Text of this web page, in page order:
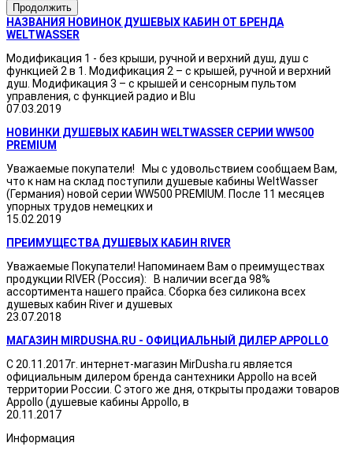
Продолжить
НАЗВАНИЯ НОВИНОК ДУШЕВЫХ КАБИН ОТ БРЕНДА
WELTWASSER
Модификация 1 - без крыши, ручной и верхний душ, душ с
функцией 2 в 1. Модификация 2 – с крышей, ручной и верхний
душ. Модификация 3 – с крышей и сенсорным пультом
управления, с функцией радио и Blu
07.03.2019
НОВИНКИ ДУШЕВЫХ КАБИН WELTWASSER СЕРИИ WW500
PREMIUM
Уважаемые покупатели! Мы с удовольствием сообщаем Вам,
что к нам на склад поступили душевые кабины WeltWasser
(Германия) новой серии WW500 PREMIUM. После 11 месяцев
упорных трудов немецких и
15.02.2019
ПРЕИМУЩЕСТВА ДУШЕВЫХ КАБИН RIVER
Уважаемые Покупатели! Напоминаем Вам о преимуществах
продукции RIVER (Россия): В наличии всегда 98%
ассортимента нашего прайса. Сборка без силикона всех
душевых кабин River и душевых
23.07.2018
МАГАЗИН MIRDUSHA.RU - ОФИЦИАЛЬНЫЙ ДИЛЕР APPOLLO
С 20.11.2017г. интернет-магазин MirDusha.ru является
официальным дилером бренда сантехники Appollo на всей
территории России. С этого же дня, открыты продажи товаров
Appollo (душевые кабины Appollo, в
20.11.2017
Информация